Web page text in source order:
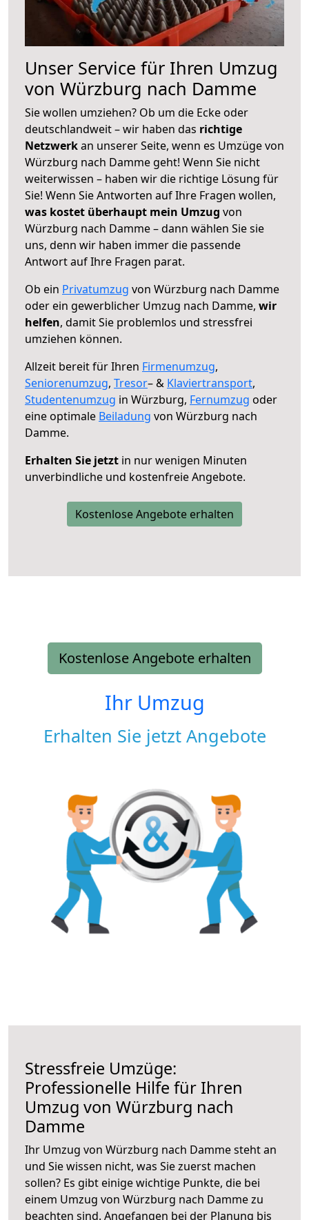
Unser Service für Ihren Umzug
von Würzburg nach Damme
Sie wollen umziehen? Ob um die Ecke oder
deutschlandweit – wir haben das richtige
Netzwerkan unserer Seite, wenn es Umzüge von
Würzburg nach Damme geht! Wenn Sie nicht
weiterwissen – haben wir die richtige Lösung für
Sie! Wenn Sie Antworten auf Ihre Fragen wollen,
was kostet überhaupt mein Umzug von
Würzburg nach Damme – dann wählen Sie sie
uns, denn wir haben immer die passende
Antwort auf Ihre Fragen parat.
Ob ein Privatumzug von Würzburg nach Damme
oder ein gewerblicher Umzug nach Damme, wir
helfen, damit Sie problemlos und stressfrei
umziehen können.
Allzeit bereit für Ihren Firmenumzug,
Seniorenumzug, Tresor– & Klaviertransport,
Studentenumzug in Würzburg, Fernumzug oder
eine optimale Beiladung von Würzburg nach
Damme.
Erhalten Sie jetzt in nur wenigen Minuten
unverbindliche und kostenfreie Angebote.
Kostenlose Angebote erhalten
Kostenlose Angebote erhalten
Ihr Umzug
Erhalten Sie jetzt Angebote
Stressfreie Umzüge:
Professionelle Hilfe für Ihren
Umzug von Würzburg nach
Damme
Ihr Umzug von Würzburg nach Damme steht an
und Sie wissen nicht, was Sie zuerst machen
sollen? Es gibt einige wichtige Punkte, die bei
einem Umzug von Würzburg nach Damme zu
beachten sind. Angefangen bei der Planung bis